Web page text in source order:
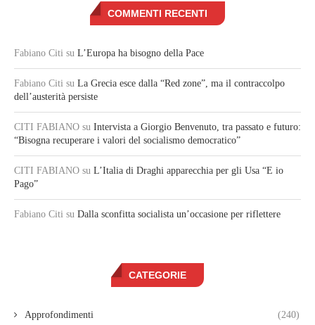
COMMENTI RECENTI
Fabiano Citi su L’Europa ha bisogno della Pace
Fabiano Citi su La Grecia esce dalla “Red zone”, ma il contraccolpo
dell’austerità persiste
CITI FABIANO su Intervista a Giorgio Benvenuto, tra passato e futuro:
“Bisogna recuperare i valori del socialismo democratico”
CITI FABIANO su L’Italia di Draghi apparecchia per gli Usa “E io
Pago”
Fabiano Citi su Dalla sconfitta socialista un’occasione per riflettere
CATEGORIE
Approfondimenti (240)